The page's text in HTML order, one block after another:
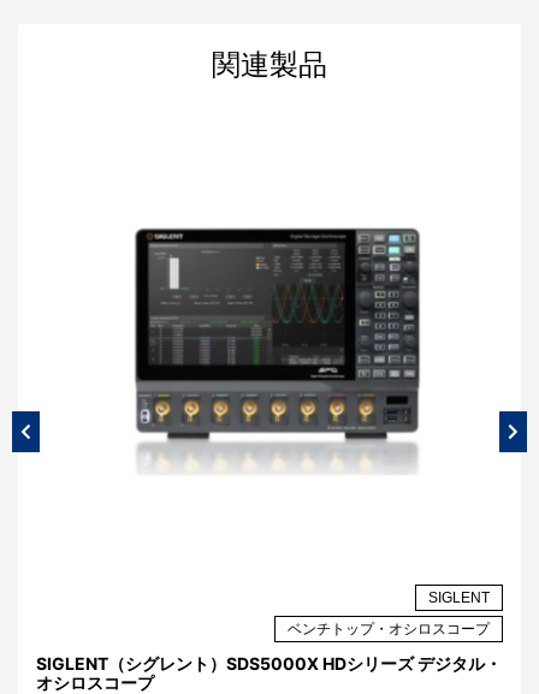
関連製品
SIGLENT
ベンチトップ・オシロスコープ
SIGLENT（シグレント）SDS5000X HDシリーズ デジタル・
オシロスコープ